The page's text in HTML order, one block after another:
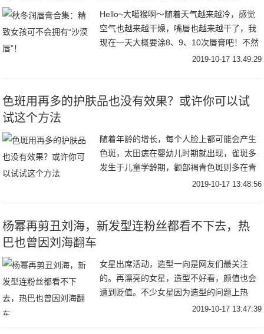
Hello~大噶猴啊～随着天气越来越冷，感觉
空气也越来越干燥，嘴唇也越来越干了，我
现在一天大概要涂8、9、10次唇膏吧！不然
完全受不了呀！嘻嘻嘻，铺垫了这么多，接
2019-10-17 13:49:29
色斑用再多的护肤品也没有效果？或许你可以试
试这个方法
随着年龄的增长，每个人脸上都可能会产生
色斑，太田痣在婴幼儿时期就出现，雀斑多
发生于儿童学龄期，颧部褐青色斑则多在青
春期发病，黄褐斑的出现常与妊娠有关，脂
2019-10-17 13:48:56
杨幂再剪丑刘海，新发型连粉丝都看不下去，热
巴也曾因刘海翻车
女星出席活动，造型一向是网友们最关注
的。再漂亮的女星，造型不好看，颜值也会
遭到贬值。不少女星因为造型的问题上热
搜，从发型，刘海到衣服，鞋子均受到过网
2019-10-17 13:47:39